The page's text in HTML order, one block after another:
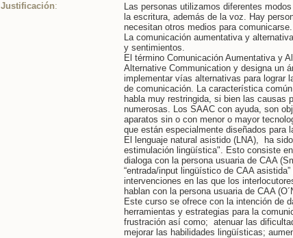
Justificación:
Las personas utilizamos diferentes
la escritura, además de la voz. Hay
necesitan otros medios para comunicarse.
La comunicación aumentativa y
y sentimientos.
El término Comunicación Aumentativa y
Alternative Communication y designa un
implementar vías alternativas para lograr
de comunicación. La característica
habla muy restringida, si bien las causas
numerosas. Los SAAC con ayuda, son
aparatos sin o con menor o mayor
que están especialmente diseñados para
El lenguaje natural asistido (LNA), ha
estimulación lingüística". Esto consiste
dialoga con la persona usuaria de CAA
“entrada/input lingüístico de CAA
intervenciones en las que los
hablan con la persona usuaria de CAA
Este curso se ofrece con la intención de
herramientas y estrategias para la
frustración así como; atenuar las
mejorar las habilidades lingüísticas;